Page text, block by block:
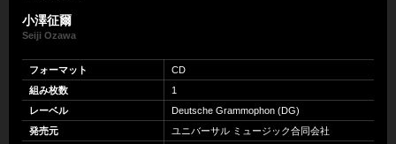
小澤征爾
Seiji Ozawa
フォーマット
CD
組み枚数
1
レーベル
Deutsche Grammophon (DG)
発売元
ユニバーサル ミュージック合同会社